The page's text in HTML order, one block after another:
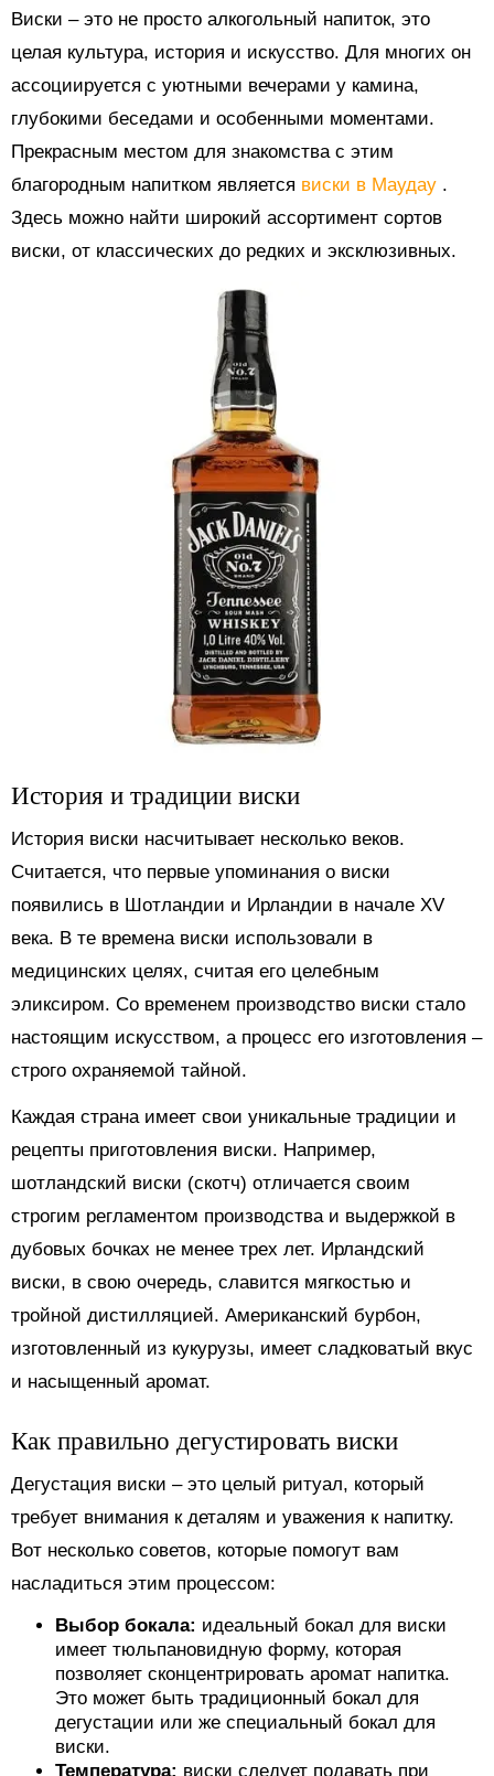
Виски – это не просто алкогольный напиток, это
целая культура, история и искусство. Для многих он
ассоциируется с уютными вечерами у камина,
глубокими беседами и особенными моментами.
Прекрасным местом для знакомства с этим
благородным напитком является виски в Маудау .
Здесь можно найти широкий ассортимент сортов
виски, от классических до редких и эксклюзивных.
История и традиции виски
История виски насчитывает несколько веков.
Считается, что первые упоминания о виски
появились в Шотландии и Ирландии в начале XV
века. В те времена виски использовали в
медицинских целях, считая его целебным
эликсиром. Со временем производство виски стало
настоящим искусством, а процесс его изготовления –
строго охраняемой тайной.
Каждая страна имеет свои уникальные традиции и
рецепты приготовления виски. Например,
шотландский виски (скотч) отличается своим
строгим регламентом производства и выдержкой в
дубовых бочках не менее трех лет. Ирландский
виски, в свою очередь, славится мягкостью и
тройной дистилляцией. Американский бурбон,
изготовленный из кукурузы, имеет сладковатый вкус
и насыщенный аромат.
Как правильно дегустировать виски
Дегустация виски – это целый ритуал, который
требует внимания к деталям и уважения к напитку.
Вот несколько советов, которые помогут вам
насладиться этим процессом:
Выбор бокала: идеальный бокал для виски
имеет тюльпановидную форму, которая
позволяет сконцентрировать аромат напитка.
Это может быть традиционный бокал для
дегустации или же специальный бокал для
виски.
Температура: виски следует подавать при